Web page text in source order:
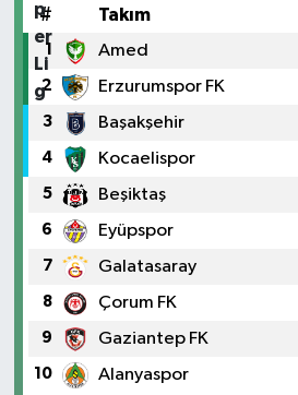
# Takım
1 Amed
2 Erzurumspor FK
3 Başakşehir
4 Kocaelispor
5 Beşiktaş
6 Eyüpspor
7 Galatasaray
8 Çorum FK
9 Gaziantep FK
10 Alanyaspor